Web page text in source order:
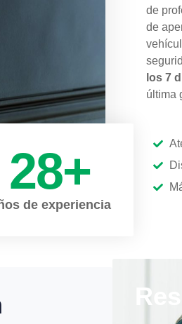
de experiencia
28+
de
de
los 7
última